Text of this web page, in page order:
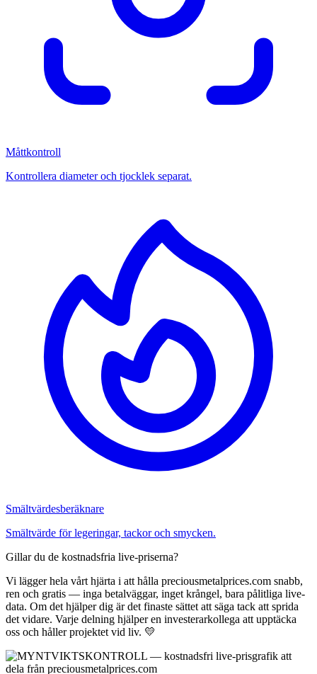
Måttkontroll
Kontrollera diameter och tjocklek separat.
Smältvärdesberäknare
Smältvärde för legeringar, tackor och smycken.
Gillar du de kostnadsfria live-priserna?
Vi lägger hela vårt hjärta i att hålla preciousmetalprices.com snabb,
ren och gratis — inga betalväggar, inget krångel, bara pålitliga live-
data. Om det hjälper dig är det finaste sättet att säga tack att sprida
det vidare. Varje delning hjälper en investerarkollega att upptäcka
oss och håller projektet vid liv. 💛